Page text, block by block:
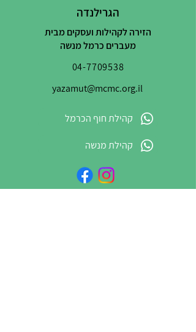
הגרילנדה
הזירה לקהילות ועסקים מבית
מעברים כרמל מנשה
04-7709538
yazamut@mcmc.org.il
קהילת חוף הכרמל
קהילת מנשה